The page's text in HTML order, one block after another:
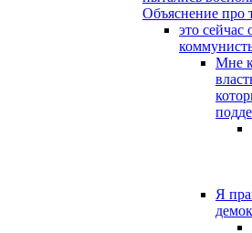
Объяснение про
это
Мне
Я